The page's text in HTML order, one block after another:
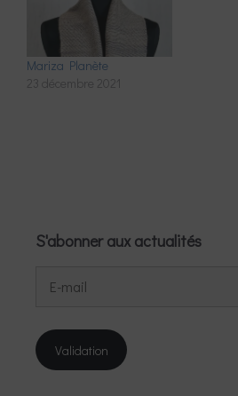
Mariza Planète
23 décembre 2021
S'abonner aux actualités
mail
Validation